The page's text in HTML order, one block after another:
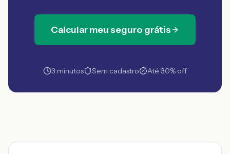
Calcular meu seguro grátis
3 minutos Sem cadastro Até 30% off